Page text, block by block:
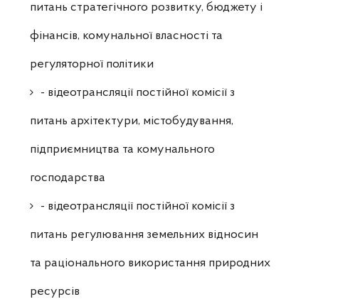
питань стратегічного розвитку, бюджету і
фінансів, комунальної власності та
регуляторної політики
- відеотрансляції постійної комісії з
питань архітектури, містобудування,
підприємництва та комунального
господарства
- відеотрансляції постійної комісії з
питань регулювання земельних відносин
та раціонального використання природних
ресурсів